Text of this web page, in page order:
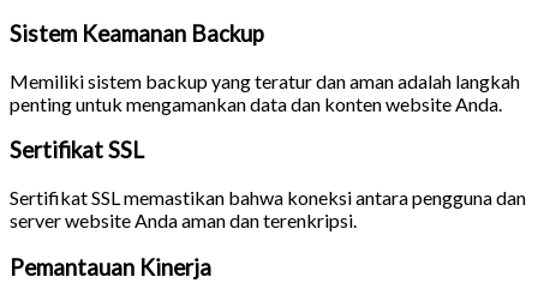
Sistem Keamanan Backup
Memiliki sistem backup yang teratur dan aman adalah langkah
penting untuk mengamankan data dan konten website Anda.
Sertifikat SSL
Sertifikat SSL memastikan bahwa koneksi antara pengguna dan
server website Anda aman dan terenkripsi.
Pemantauan Kinerja